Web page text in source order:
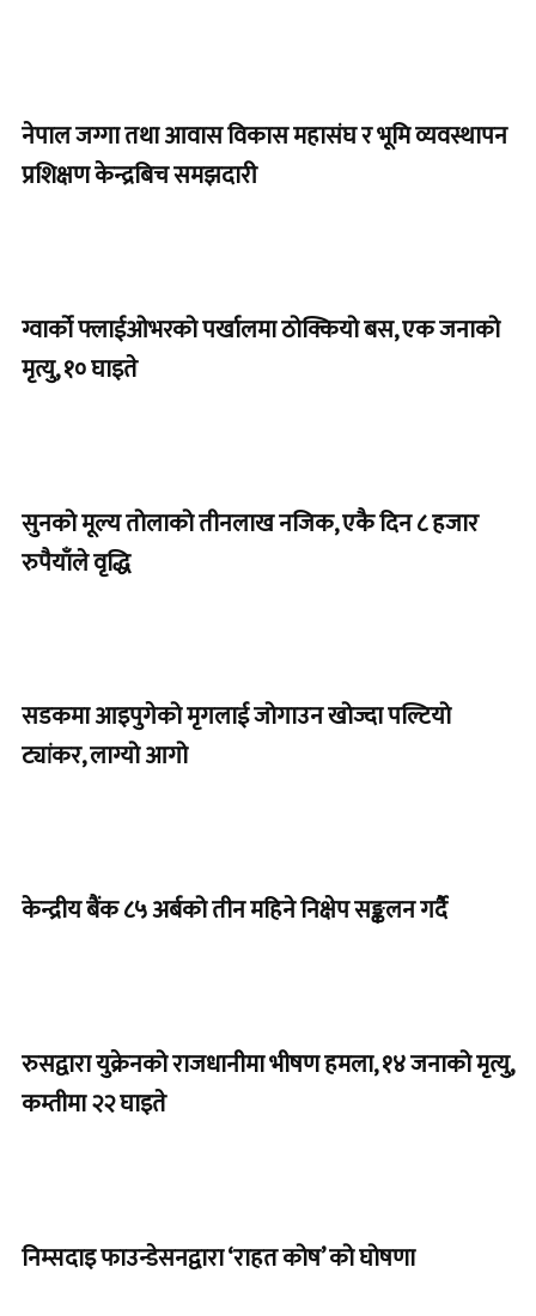
नेपाल जग्गा तथा आवास विकास महासंघ र भूमि व्यवस्थापन
प्रशिक्षण केन्द्रबिच समझदारी
ग्वार्को फ्लाईओभरको पर्खालमा ठोक्कियो बस, एक जनाको
मृत्यु, १० घाइते
सुनको मूल्य तोलाको तीनलाख नजिक, एकै दिन ८ हजार
रुपैयाँले वृद्धि
सडकमा आइपुगेको मृगलाई जोगाउन खोज्दा पल्टियो
ट्यांकर, लाग्यो आगो
केन्द्रीय बैंक ८५ अर्बको तीन महिने निक्षेप सङ्कलन गर्दै
रुसद्वारा युक्रेनको राजधानीमा भीषण हमला, १४ जनाको मृत्यु,
कम्तीमा २२ घाइते
निम्सदाइ फाउन्डेसनद्वारा ‘राहत कोष’ को घोषणा